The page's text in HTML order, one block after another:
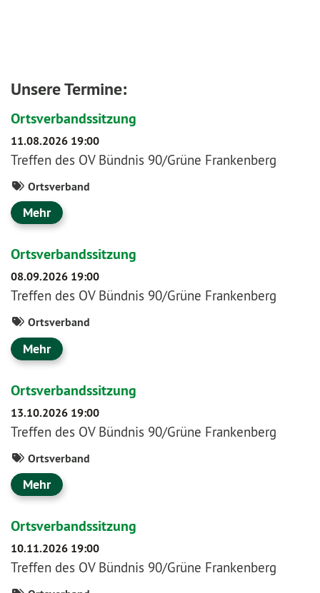
Unsere Termine:
Ortsverbandssitzung
11.08.2026 19:00
Treffen des OV Bündnis 90/Grüne Frankenberg
Ortsverband
Mehr
Ortsverbandssitzung
08.09.2026 19:00
Treffen des OV Bündnis 90/Grüne Frankenberg
Ortsverband
Mehr
Ortsverbandssitzung
13.10.2026 19:00
Treffen des OV Bündnis 90/Grüne Frankenberg
Ortsverband
Mehr
Ortsverbandssitzung
10.11.2026 19:00
Treffen des OV Bündnis 90/Grüne Frankenberg